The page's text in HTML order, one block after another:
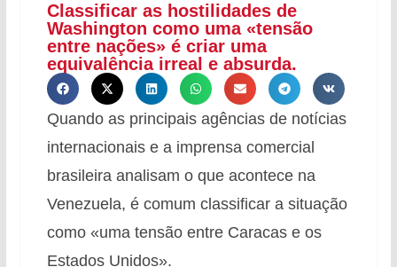
Classificar as hostilidades de
Washington como uma «tensão
entre nações» é criar uma
equivalência irreal e absurda.
Quando as principais agências de notícias
internacionais e a imprensa comercial
brasileira analisam o que acontece na
Venezuela, é comum classificar a situação
como «uma tensão entre Caracas e os
Estados Unidos».